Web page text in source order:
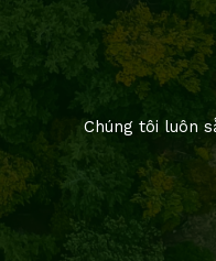
Chúng tôi luôn